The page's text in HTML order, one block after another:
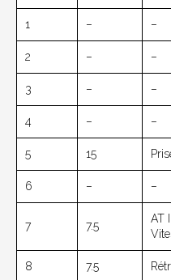
1 – –
2 – –
3 – –
4 – –
5 15
6 – –
7 7.5
AT
8 7.5